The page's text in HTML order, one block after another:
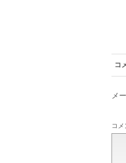
コ
メ
コメ